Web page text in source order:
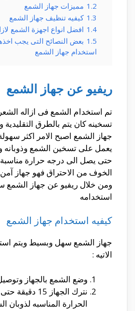
1.2 مميزات جهاز الشمع
1.3 كيفيه تنظيف جهاز الشمع
1.4 افضل انواع اجهزة الشمع
1.5 بعض النصائح التى يجب
استخدام جهاز الشمع
ريفيو عن جهاز الشمع
تم استخدام الشمع فى ازاله
تسخينه كان يتم بالطرق
جهاز الشمع اصبح الامر اكثر
يعمل على تسخين الشمع وذوبانه
حتى يصل الى درجه حرارة
الخوف من الاحتراق فهو جهاز
ومن خلال ريفيو عن جهاز الشمع
استخدامه
كيفيه استخدام جهاز الشمع
جهاز الشمع سهل وبسيط ويتم
الاتيه :
وضع الشمع بالجهاز وتوصيل
نترك الجهاز
الحرارة المناسبه لذوبان